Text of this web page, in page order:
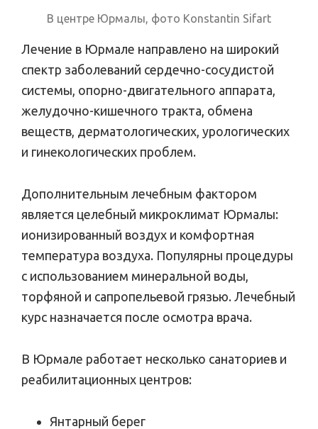
В центре Юрмалы, фото Konstantin Sifart
Лечение в Юрмале направлено на широкий
спектр заболеваний сердечно-сосудистой
системы, опорно-двигательного аппарата,
желудочно-кишечного тракта, обмена
веществ, дерматологических, урологических
и гинекологических проблем.
Дополнительным лечебным фактором
является целебный микроклимат Юрмалы:
ионизированный воздух и комфортная
температура воздуха. Популярны процедуры
с использованием минеральной воды,
торфяной и сапропельевой грязью. Лечебный
курс назначается после осмотра врача.
В Юрмале работает несколько санаториев и
реабилитационных центров:
Янтарный берег